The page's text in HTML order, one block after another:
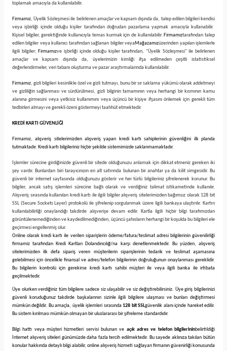
toplamak amacıyla da kullanılabilir.
Firmamız, Üyelik Sözleşmesi ile belirlenen amaçlar ve kapsam dışında da, talep edilen bilgileri kendisi
veya işbirliği içinde olduğu kişiler tarafından doğrudan pazarlama yapmak amacıyla kullanabilir.
Kişisel bilgiler, gerektiğinde kullanıcıyla temas kurmak için de kullanılabilir. Firmamıztarafından talep
edilen bilgiler veya kullanıcı tarafından sağlanan bilgiler veyaMağazamızüzerinden yapılan işlemlerle
ilgili bilgiler; Firmamızve işbirliği içinde olduğu kişiler tarafından, "Üyelik Sözleşmesi" ile belirlenen
amaçlar ve kapsam dışında da, üyelerimizin kimliği ifşa edilmeden çeşitli istatistiksel
değerlendirmeler, veri tabanı oluşturma ve pazar araştırmalarında kullanılabilir.
Firmamız, gizli bilgileri kesinlikle özel ve gizli tutmayı, bunu bir sır saklama yükümü olarak addetmeyi
ve gizliliğin sağlanması ve sürdürülmesi, gizli bilginin tamamının veya herhangi bir kısmının kamu
alanına girmesini veya yetkisiz kullanımını veya üçüncü bir kişiye ifşasını önlemek için gerekli tüm
tedbirleri almayı ve gerekli özeni göstermeyi taahhüt etmektedir.
KREDİ KARTI GÜVENLİĞİ
Firmamız, alışveriş sitelerimizden alışveriş yapan kredi kartı sahiplerinin güvenliğini ilk planda
tutmaktadır. Kredi kartı bilgileriniz hiçbir şekilde sistemimizde saklanmamaktadır.
İşlemler sürecine girdiğinizde güvenli bir sitede olduğunuzu anlamak için dikkat etmeniz gereken iki
şey vardır. Bunlardan biri tarayıcınızın en alt satırında bulunan bir anahtar ya da kilit simgesidir. Bu
güvenli bir internet sayfasında olduğunuzu gösterir ve her türlü bilgileriniz şifrelenerek korunur. Bu
bilgiler, ancak satış işlemleri sürecine bağlı olarak ve verdiğiniz talimat istikametinde kullanılır.
Alışveriş sırasında kullanılan kredi kartı ile ilgili bilgiler alışveriş sitelerimizden bağımsız olarak 128 bit
SSL (Secure Sockets Layer) protokolü ile şifrelenip sorgulanmak üzere ilgili bankaya ulaştırılır. Kartın
kullanılabilirliği onaylandığı takdirde alışverişe devam edilir. Kartla ilgili hiçbir bilgi tarafımızdan
görüntülenemediğinden ve kaydedilmediğinden, üçüncü şahısların herhangi bir koşulda bu bilgileri ele
geçirmesi engellenmiş olur.
Online olarak kredi kartı ile verilen siparişlerin ödeme/fatura/teslimat adresi bilgilerinin güvenilirliği
firmamiz tarafından Kredi Kartları Dolandırıcılığı'na karşı denetlenmektedir. Bu yüzden, alışveriş
sitelerimizden ilk defa sipariş veren müşterilerin siparişlerinin tedarik ve teslimat aşamasına
gelebilmesi için öncelikle finansal ve adres/telefon bilgilerinin doğruluğunun onaylanması gereklidir.
Bu bilgilerin kontrolü için gerekirse kredi kartı sahibi müşteri ile veya ilgili banka ile irtibata
geçilmektedir.
Üye olurken verdiğiniz tüm bilgilere sadece siz ulaşabilir ve siz değiştirebilirsiniz. Üye giriş bilgilerinizi
güvenli koruduğunuz takdirde başkalarının sizinle ilgili bilgilere ulaşması ve bunları değiştirmesi
mümkün değildir. Bu amaçla, üyelik işlemleri sırasında 128 bit SSLgüvenlik alanı içinde hareket edilir.
Bu sistem kırılması mümkün olmayan bir uluslararası bir şifreleme standardıdır.
Bilgi hattı veya müşteri hizmetleri servisi bulunan ve açık adres ve telefon bilgilerininbelirtildiği
İnternet alışveriş siteleri günümüzde daha fazla tercih edilmektedir. Bu sayede aklınıza takılan bütün
konular hakkında detaylı bilgi alabilir, online alışveriş hizmeti sağlayan firmanın güvenirliği konusunda